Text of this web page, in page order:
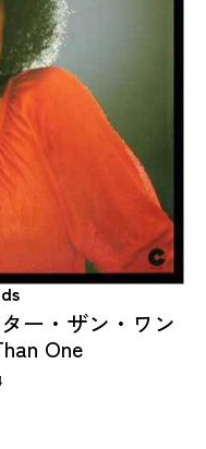
ー・ザン・ワン
One